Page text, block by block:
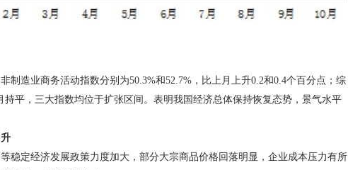
制造业商务活动指数分别为50.3%和52.7%，比上月上升0.2和0.4个百分点；综
持平，三大指数均位于扩张区间。表明我国经济总体保持恢复态势，景气水平
稳定经济发展政策力度加大，部分大宗商品价格回落明显，企业成本压力有所